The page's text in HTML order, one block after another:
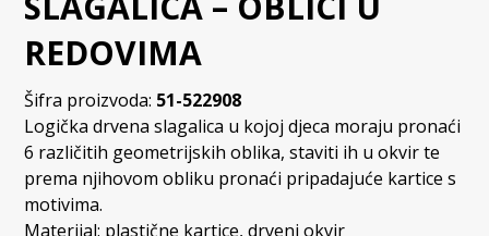
REDOVIMA
Šifra proizvoda: 51-522908
Logička drvena slagalica u kojoj djeca moraju pronaći
6 različitih geometrijskih oblika, staviti ih u okvir te
prema njihovom obliku pronaći pripadajuće kartice s
motivima.
Materijal: plastične kartice, drveni okvir